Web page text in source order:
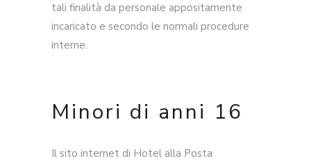
tali finalità da personale appositamente
incaricato e secondo le normali procedure
interne.
Minori di anni 16
Il sito internet di Hotel alla Posta